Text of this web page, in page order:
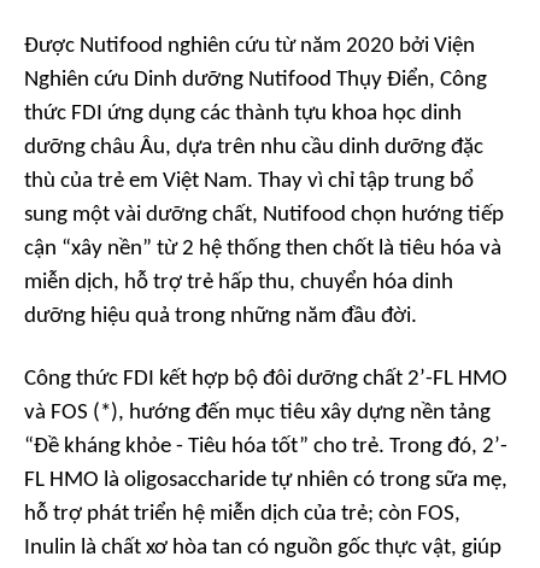
Được Nutifood nghiên cứu từ năm 2020 bởi Viện
Nghiên cứu Dinh dưỡng Nutifood Thụy Điển, Công
thức FDI ứng dụng các thành tựu khoa học dinh
dưỡng châu Âu, dựa trên nhu cầu dinh dưỡng đặc
thù của trẻ em Việt Nam. Thay vì chỉ tập trung bổ
sung một vài dưỡng chất, Nutifood chọn hướng tiếp
cận “xây nền” từ 2 hệ thống then chốt là tiêu hóa và
miễn dịch, hỗ trợ trẻ hấp thu, chuyển hóa dinh
dưỡng hiệu quả trong những năm đầu đời.
Công thức FDI kết hợp bộ đôi dưỡng chất 2’-FL HMO
và FOS (*), hướng đến mục tiêu xây dựng nền tảng
“Đề kháng khỏe - Tiêu hóa tốt” cho trẻ. Trong đó, 2’-
FL HMO là oligosaccharide tự nhiên có trong sữa mẹ,
hỗ trợ phát triển hệ miễn dịch của trẻ; còn FOS,
Inulin là chất xơ hòa tan có nguồn gốc thực vật, giúp